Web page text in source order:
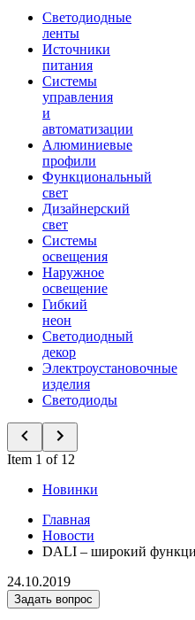
Светодиодные
ленты
Источники
питания
Системы
управления
и
автоматизации
Алюминиевые
профили
Функциональный
свет
Дизайнерский
свет
Системы
освещения
Наружное
освещение
Гибкий
неон
Светодиодный
декор
Электроустановочные
изделия
Светодиоды
Item 1 of 12
Новинки
Главная
Новости
DALI – широкий
24.10.2019
Задать вопрос